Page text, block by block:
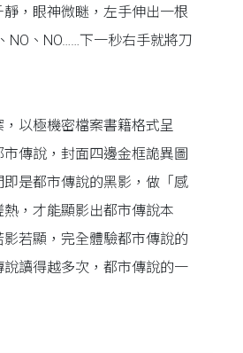
，眼神微瞇，左手伸出一根
NO、NO……下一秒右手就將刀
以極機密檔案書籍格式呈
傳說，封面四邊金框詭異圖
是都市傳說的黑影，做「感
，才能顯影出都市傳說本
若顯，完全體驗都市傳說的
讀得越多次，都市傳說的一